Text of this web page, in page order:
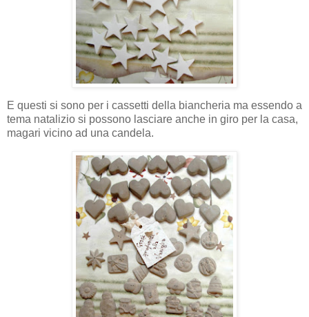
E questi si sono per i cassetti della biancheria ma essendo a
tema natalizio si possono lasciare anche in giro per la casa,
magari vicino ad una candela.